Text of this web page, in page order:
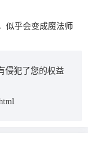
似乎会变成魔法师
侵犯了您的权益